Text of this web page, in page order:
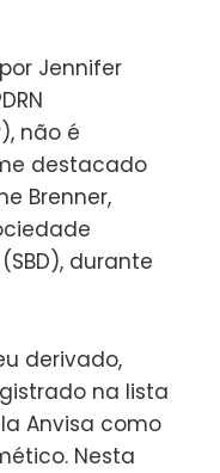
Jennifer
não é
destacado
Brenner,
durante
derivado,
na lista
Anvisa como
Nesta